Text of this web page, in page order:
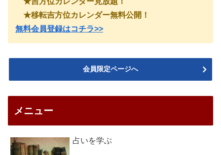
★移転吉方位カレンダー無料公開！
無料会員登録はコチラ>>
会員限定ページへ
メニュー
占いを学ぶ